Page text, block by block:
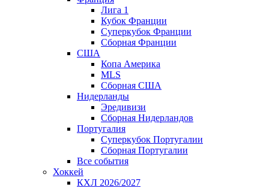
Лига 1
Кубок Франции
Суперкубок Франции
Сборная Франции
США
Копа Америка
MLS
Сборная США
Нидерланды
Эредивизи
Сборная Нидерландов
Португалия
Суперкубок Португалии
Сборная Португалии
Все события
Хоккей
КХЛ 2026/2027